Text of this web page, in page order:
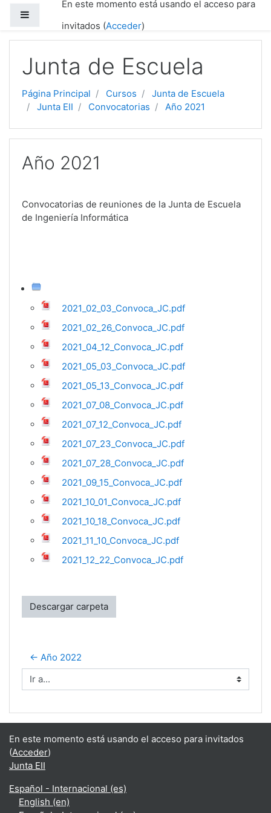
Salta al contenido principalEn este momento está usando el acceso para
invitados (Acceder)
Junta de Escuela
Página Principal Cursos
Junta de Escuela
Junta EII
Convocatorias Año 2021
Año 2021
Convocatorias de reuniones de la Junta de Escuela
de Ingeniería Informática
2021_02_03_Convoca_JC.pdf
2021_02_26_Convoca_JC.pdf
2021_04_12_Convoca_JC.pdf
2021_05_03_Convoca_JC.pdf
2021_05_13_Convoca_JC.pdf
2021_07_08_Convoca_JC.pdf
2021_07_12_Convoca_JC.pdf
2021_07_23_Convoca_JC.pdf
2021_07_28_Convoca_JC.pdf
2021_09_15_Convoca_JC.pdf
2021_10_01_Convoca_JC.pdf
2021_10_18_Convoca_JC.pdf
2021_11_10_Convoca_JC.pdf
2021_12_22_Convoca_JC.pdf
Descargar carpeta
← Año 2022
Ir a...
En este momento está usando el acceso para invitados
(Acceder)
Junta EII
Español - Internacional ‎(es)‎
English ‎(en)‎